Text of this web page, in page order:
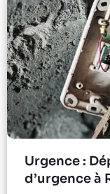
Urgence :
d’urgence à